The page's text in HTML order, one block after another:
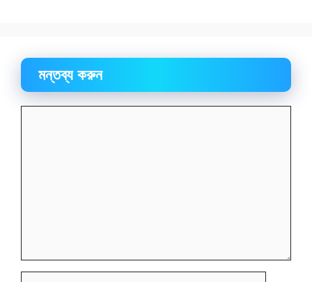
মন্তব্য করুন